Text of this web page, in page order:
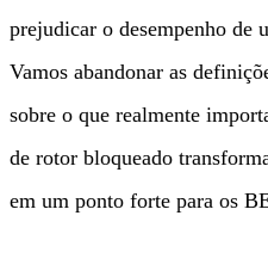
prejudicar o desempenho de
Vamos abandonar as
sobre o que realmente
de rotor bloqueado
em um ponto forte para os